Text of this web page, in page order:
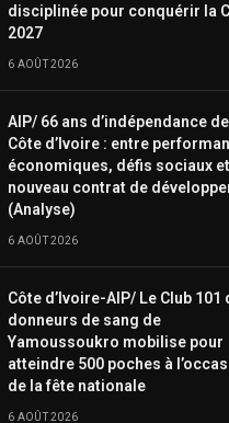
disciplinée pour conquérir la
2027
6 AOÛT 2026
AIP/ 66 ans d’indépendance
Côte d’Ivoire : entre
économiques, défis sociaux et
nouveau contrat de
(Analyse)
6 AOÛT 2026
Côte d’Ivoire-AIP/ Le Club 101
donneurs de sang de
Yamoussoukro mobilise pour
atteindre 500 poches à
de la fête nationale
6 AOÛT 2026